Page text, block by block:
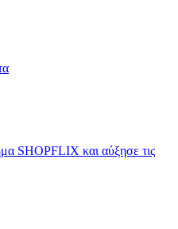
SHOPFLIX και αύξησε τις